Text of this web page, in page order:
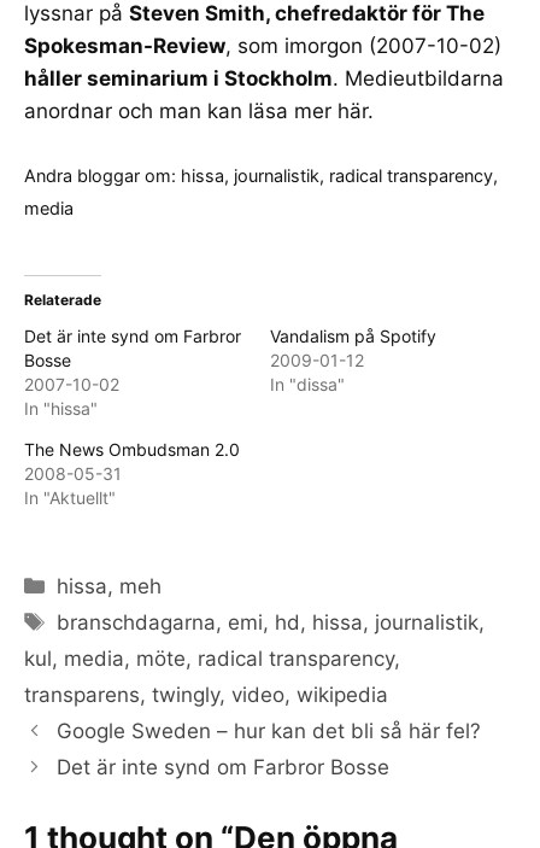
lyssnar på Steven Smith, chefredaktör för The
Spokesman-Review, som imorgon (2007-10-02)
håller seminarium i Stockholm. Medieutbildarna
anordnar och man kan läsa mer här.
Andra bloggar om: hissa, journalistik, radical transparency,
media
Relaterade
Det är inte synd om Farbror
Bosse
2007-10-02
In "hissa"
Vandalism på Spotify
2009-01-12
In "dissa"
The News Ombudsman 2.0
2008-05-31
In "Aktuellt"
Categories
hissa, meh
Tags
branschdagarna, emi, hd, hissa, journalistik,
kul, media, möte, radical transparency,
transparens, twingly, video, wikipedia
Google Sweden – hur kan det bli så här fel?
Det är inte synd om Farbror Bosse
1 thought on “Den öppna